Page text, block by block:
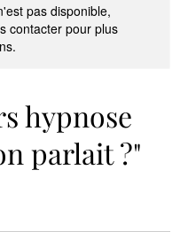
pas disponible,
contacter pour plus
hypnose
parlait ?"